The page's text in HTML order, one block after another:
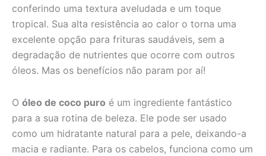
conferindo uma textura aveludada e um toque
tropical. Sua alta resistência ao calor o torna uma
excelente opção para frituras saudáveis, sem a
degradação de nutrientes que ocorre com outros
óleos. Mas os benefícios não param por aí!
O óleo de coco puro é um ingrediente fantástico
para a sua rotina de beleza. Ele pode ser usado
como um hidratante natural para a pele, deixando-a
macia e radiante. Para os cabelos, funciona como um